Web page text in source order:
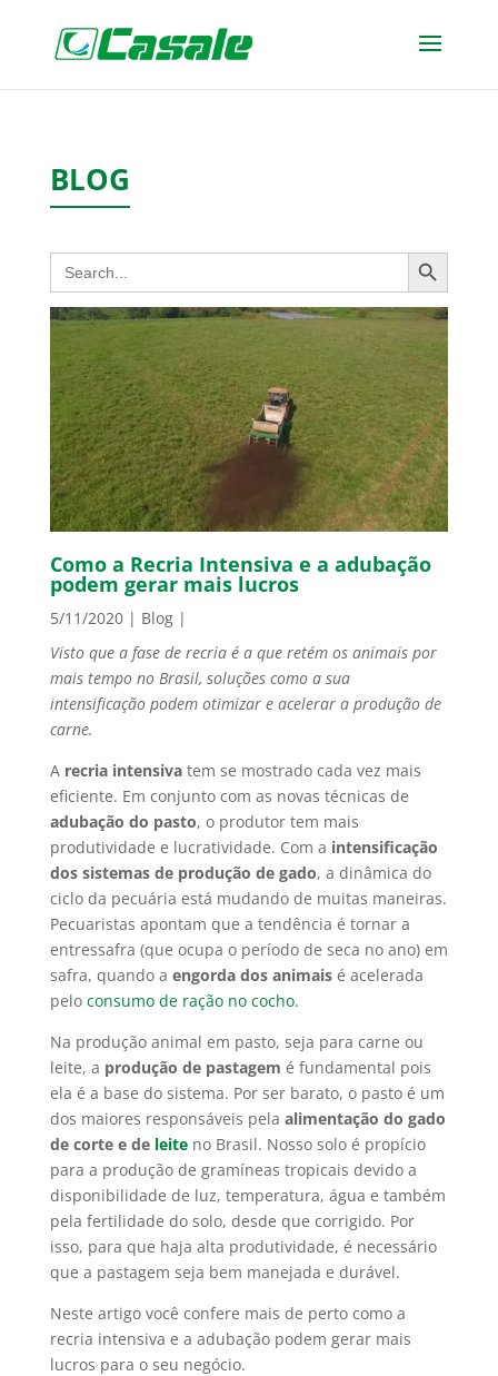
BLOG
Search
for:
Search Button
Como a Recria Intensiva e a adubação
podem gerar mais lucros
5/11/2020| Blog|
Visto que a fase de recria é a que retém os animais por
mais tempo no Brasil, soluções como a sua
intensificação podem otimizar e acelerar a produção de
carne.
Arecria intensivatem se mostrado cada vez mais
eficiente. Em conjunto com as novas técnicas de
adubação do pasto, o produtor tem mais
produtividade e lucratividade. Com a intensificação
dos sistemas de produção de gado, a dinâmica do
ciclo da pecuária está mudando de muitas maneiras.
Pecuaristas apontam que a tendência é tornar a
entressafra (que ocupa o período de seca no ano) em
safra, quando a engorda dos animaisé acelerada
pelo consumo de ração no cocho.
Na produção animal em pasto, seja para carne ou
leite, a produção de pastagem é fundamental pois
ela é a base do sistema. Por ser barato, o pasto é um
dos maiores responsáveis pela alimentação do gado
de corte e de leiteno Brasil. Nosso solo é propício
para a produção de gramíneas tropicais devido a
disponibilidade de luz, temperatura, água e também
pela fertilidade do solo, desde que corrigido. Por
isso, para que haja alta produtividade, é necessário
que a pastagem seja bem manejada e durável.
Neste artigo você confere mais de perto como a
recria intensiva e a adubação podem gerar mais
lucros para o seu negócio.